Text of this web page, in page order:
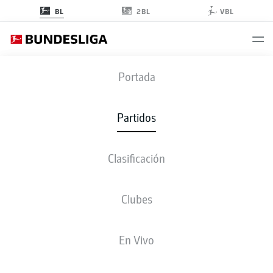
BL 2BL VBL
Portada
Partidos
Clasificación
Clubes
En Vivo
HSV - SGE
1 1
ALINEACIONES ESTADÍSTICAS